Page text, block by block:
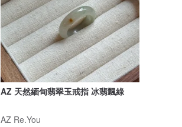
AZ 天然緬甸翡翠玉戒指 冰翡飄綠
AZ Re.You